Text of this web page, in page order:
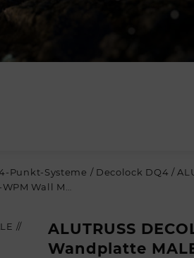
Punkt-Systeme / Decolock DQ4 /
Wall M…
ALUTRUSS
Wandplatte